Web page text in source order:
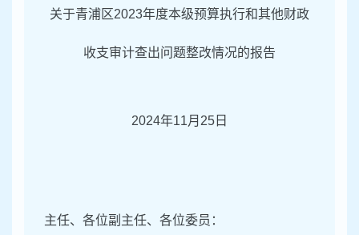
关于青浦区2023年度本级预算执行和其他财政
收支审计查出问题整改情况的报告
2024年11月25日
主任、各位副主任、各位委员：